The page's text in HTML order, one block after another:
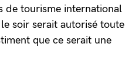
de tourisme international
soir serait autorisé toute
que ce serait une